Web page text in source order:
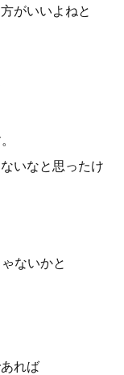
がいいよねと
いなと思ったけ
ないかと
れば